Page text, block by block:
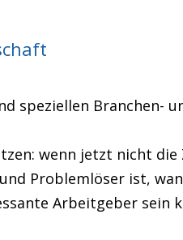
speziellen Branchen-
wenn jetzt nicht
Problemlöser ist,
Arbeitgeber sein